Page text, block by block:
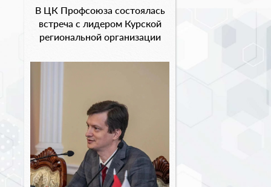
В ЦК Профсоюза состоялась
встреча с лидером Курской
региональной организации